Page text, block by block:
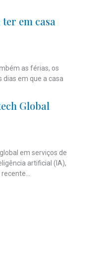
em casa
as férias, os
em que a casa
Global
em serviços de
artificial (IA),